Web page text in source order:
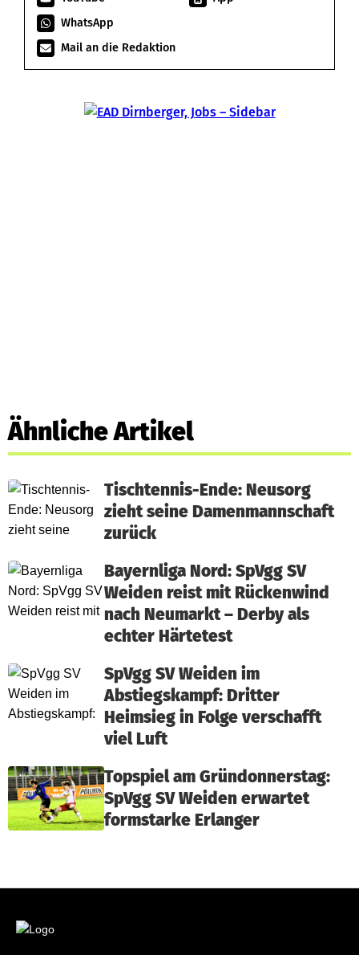
WhatsApp
Mail an die Redaktion
Ähnliche Artikel
Tischtennis-Ende: Neusorg
zieht seine Damenmannschaft
zurück
Bayernliga Nord: SpVgg SV
Weiden reist mit Rückenwind
nach Neumarkt – Derby als
echter Härtetest
SpVgg SV Weiden im
Abstiegskampf: Dritter
Heimsieg in Folge verschafft
viel Luft
Topspiel am Gründonnerstag:
SpVgg SV Weiden erwartet
formstarke Erlanger